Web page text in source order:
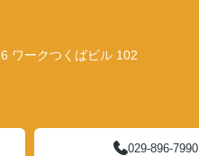
ワークつくばビル 102
029-896-7990